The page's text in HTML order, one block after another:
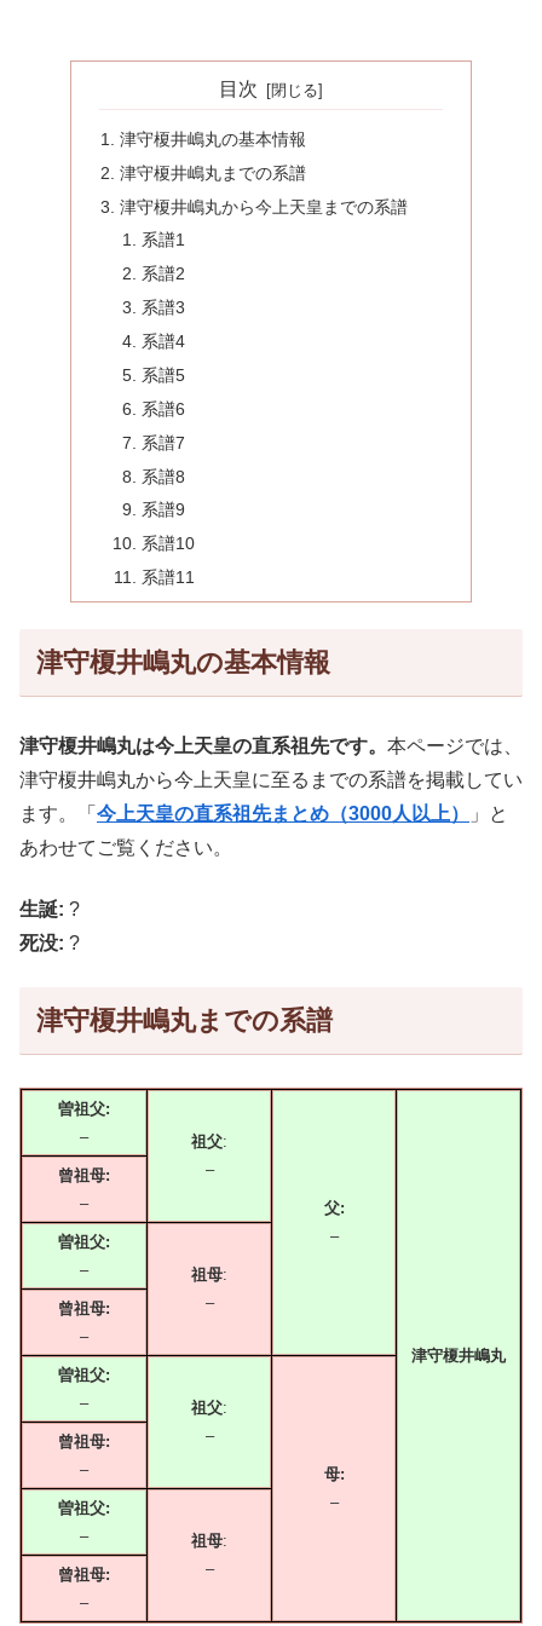
目次
津守榎井嶋丸の基本情報
津守榎井嶋丸までの系譜
津守榎井嶋丸から今上天皇までの系譜
系譜1
系譜2
系譜3
系譜4
系譜5
系譜6
系譜7
系譜8
系譜9
系譜10
系譜11
津守榎井嶋丸の基本情報
津守榎井嶋丸は今上天皇の直系祖先です。 本ページでは、
津守榎井嶋丸から今上天皇に至るまでの系譜を掲載してい
ます。「 今上天皇の直系祖先まとめ（3000人以上）
」と
あわせてご覧ください。
生誕: ?
死没: ?
津守榎井嶋丸までの系譜
曽祖父:
–
祖父:
–
父:
–
津守榎井嶋丸
曾祖母:
–
曽祖父:
–
祖母:
–
曾祖母:
–
曽祖父:
–
祖父:
–
母:
–
曾祖母:
–
曽祖父:
–
祖母:
–
曾祖母:
–